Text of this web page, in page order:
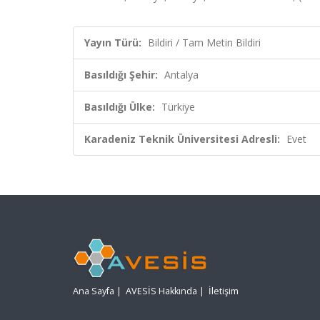
Yayın Türü: Bildiri / Tam Metin Bildiri
Basıldığı Şehir: Antalya
Basıldığı Ülke: Türkiye
Karadeniz Teknik Üniversitesi Adresli: Evet
Ana Sayfa | AVESİS Hakkında | İletişim